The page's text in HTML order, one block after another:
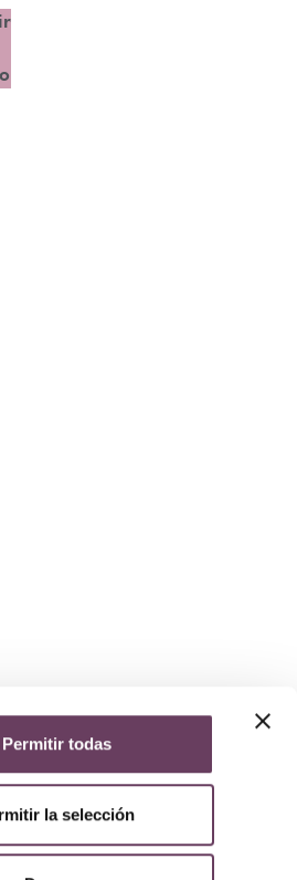
Permitir todas
la selección